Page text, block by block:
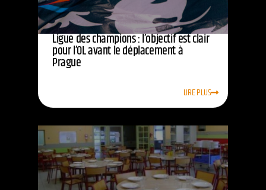
Ligue des champions : l’objectif est clair
pour l’OL avant le déplacement à
Prague
LIRE PLUS